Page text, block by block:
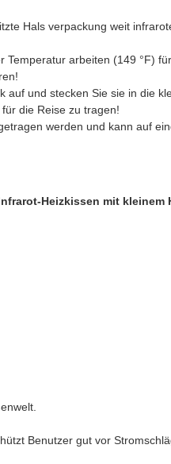
Hals verpackung weit
arbeiten (149 °F)
und stecken Sie sie in die
die Reise zu tragen!
werden und kann auf
Benutzer gut vor